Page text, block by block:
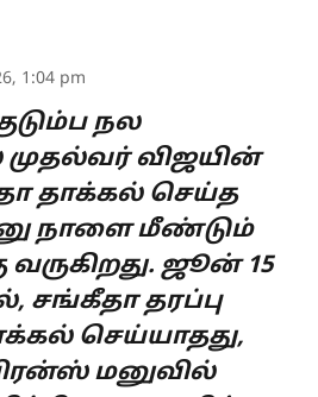
1:04 pm
நல
முதல்வர் விஜயின்
தாக்கல் செய்த
நாளை மீண்டும்
ஜூன் 15
சங்கீதா தரப்பு
செய்யாதது,
மனுவில்